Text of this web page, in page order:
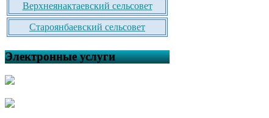
Верхнеянактаевский сельсовет
Староянбаевский сельсовет
Электронные услуги